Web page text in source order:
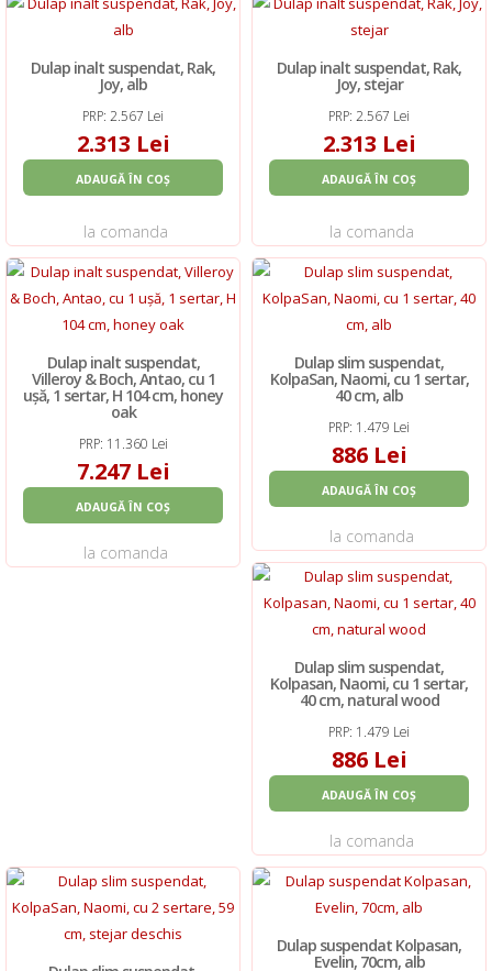
Dulap inalt suspendat, Rak,
Joy, alb
PRP: 2.567 Lei
2.313 Lei
ADAUGĂ ÎN COȘ
la comanda
Dulap inalt suspendat, Rak,
Joy, stejar
PRP: 2.567 Lei
2.313 Lei
ADAUGĂ ÎN COȘ
la comanda
Dulap inalt suspendat,
Villeroy & Boch, Antao, cu 1
ușă, 1 sertar, H 104 cm, honey
oak
PRP: 11.360 Lei
7.247 Lei
ADAUGĂ ÎN COȘ
la comanda
Dulap slim suspendat,
KolpaSan, Naomi, cu 1 sertar,
40 cm, alb
PRP: 1.479 Lei
886 Lei
ADAUGĂ ÎN COȘ
la comanda
Dulap slim suspendat,
Kolpasan, Naomi, cu 1 sertar,
40 cm, natural wood
PRP: 1.479 Lei
886 Lei
ADAUGĂ ÎN COȘ
la comanda
Dulap suspendat Kolpasan,
Evelin, 70cm, alb